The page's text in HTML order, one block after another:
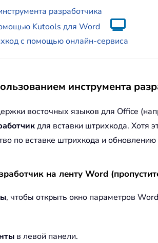
разработчика
Kutools для Word
с помощью онлайн-сервиса
инструмента
восточных языков для Office
для вставки штрихкода. Хотя
по вставке штрихкода и
на ленту Word
, чтобы открыть окно параметров
в левой панели.